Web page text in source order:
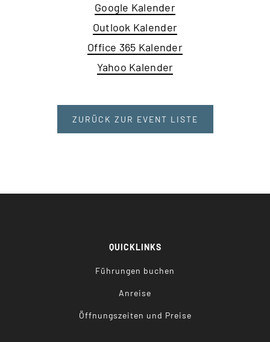
Google Kalender
Outlook Kalender
Office 365 Kalender
Yahoo Kalender
ZURÜCK ZUR EVENT LISTE
QUICKLINKS
Führungen buchen
Anreise
Öffnungszeiten und Preise